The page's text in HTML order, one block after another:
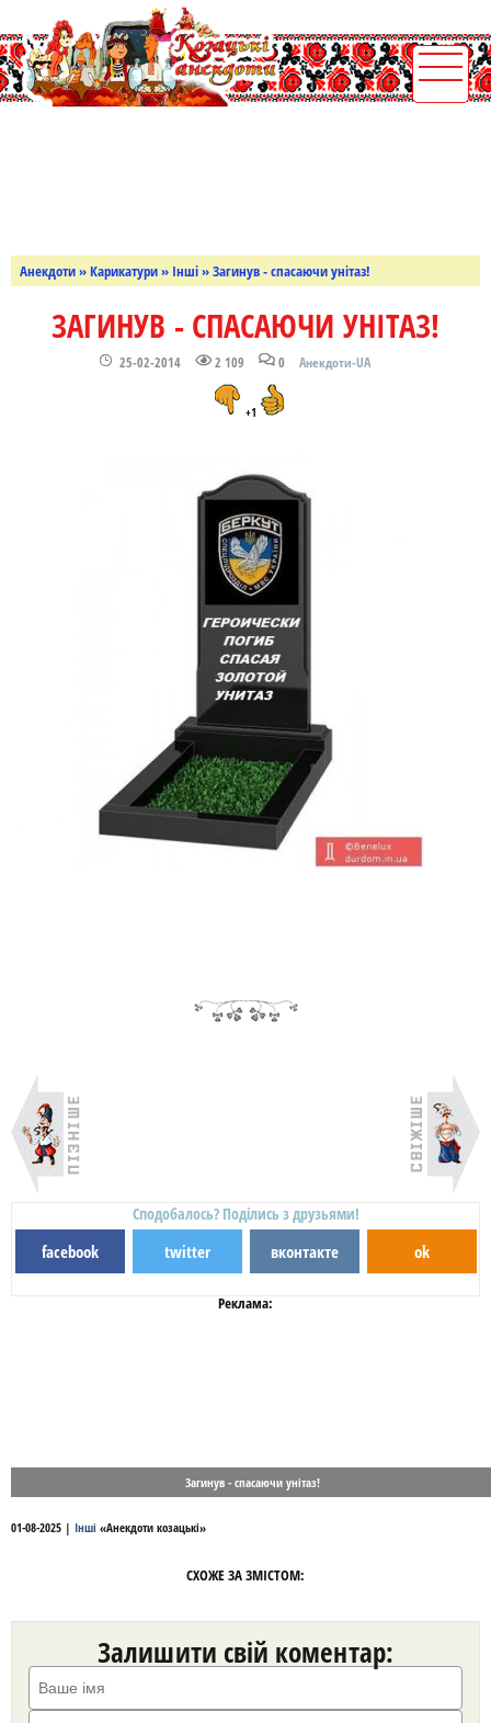
Анекдоти»Карикатури» Інші» Загинув - спасаючи унітаз!
ЗАГИНУВ - СПАСАЮЧИ УНІТАЗ!
25-02-2014 2 109 0 Анекдоти-UA
+1
Сподобалось? Поділись з друзьями!
facebook twitter вконтакте ok
Реклама:
Загинув - спасаючи унітаз!
01-08-2025 | Інші «Анекдоти козацькі»
СХОЖЕ ЗА ЗМІСТОМ:
Залишити свій коментар: